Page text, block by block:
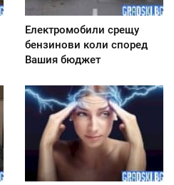
Електромобили срещу
бензинови коли според
Вашия бюджет